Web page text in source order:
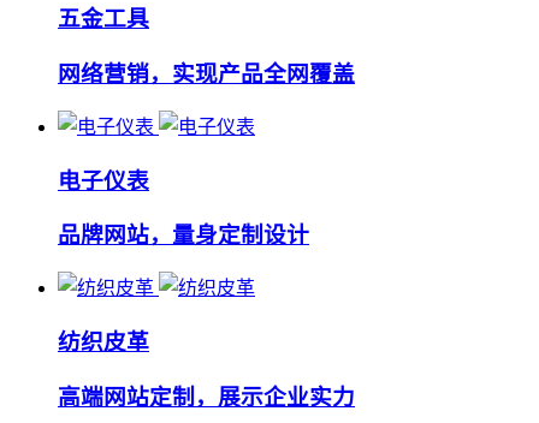
五金工具
网络营销，实现产品全网覆盖
电子仪表
品牌网站，量身定制设计
纺织皮革
高端网站定制，展示企业实力